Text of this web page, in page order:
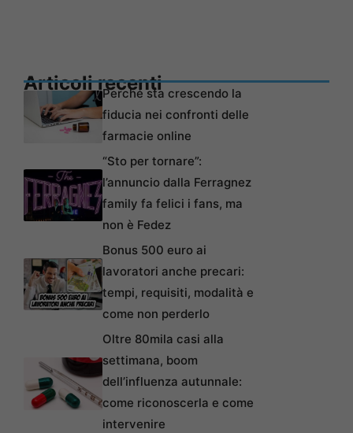
Articoli recentiPerché sta crescendo la
fiducia nei confronti delle
farmacie online
“Sto per tornare”:
l’annuncio dalla Ferragnez
family fa felici i fans, ma
non è Fedez
Bonus 500 euro ai
lavoratori anche precari:
tempi, requisiti, modalità e
come non perderlo
Oltre 80mila casi alla
settimana, boom
dell’influenza autunnale:
come riconoscerla e come
intervenire